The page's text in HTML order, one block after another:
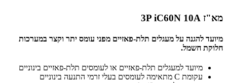
מא"ז 3P iC60N 10A
מיועד להגנה על מעגלים תלת-פאזיים מפני עומס יתר וקצר במערכות
חלוקת חשמל.
מיועד למעגלים תלת-פאזיים או לעומסים תלת-פאזיים בינוניים
עקומת C מתאימה לעומסים בעלי זרמי התנעה בינוניים